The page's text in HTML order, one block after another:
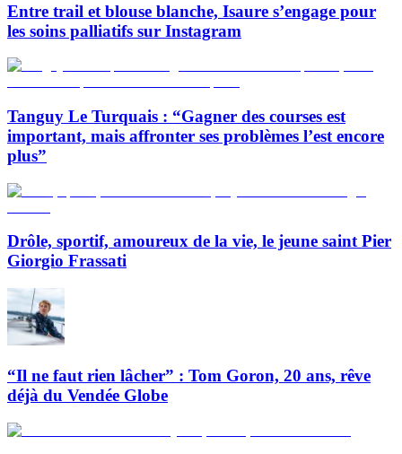
Entre trail et blouse blanche, Isaure s’engage pour
les soins palliatifs sur Instagram
Tanguy Le Turquais : “Gagner des courses est
important, mais affronter ses problèmes l’est encore
plus”
Drôle, sportif, amoureux de la vie, le jeune saint Pier
Giorgio Frassati
“Il ne faut rien lâcher” : Tom Goron, 20 ans, rêve
déjà du Vendée Globe